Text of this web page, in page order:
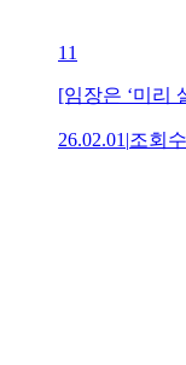
11
[임장은 ‘미리
26.02.01 |조회수